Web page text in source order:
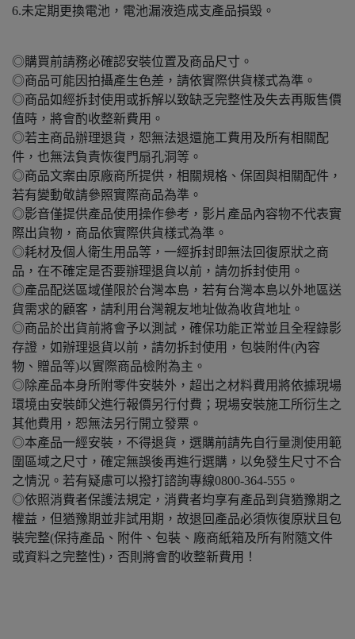
6.未定期更換電池，電池漏液造成支產品損毀。
◎購買前請務必確認安裝位置及商品尺寸。
◎商品可能因拍攝產生色差，請依實際供貨樣式為準。
◎商品如經拆封使用或拆解以致缺乏完整性及失去再販售價
值時，將會酌收整新費用。
◎若主商品辦理退貨，恕無法退還施工費用及所有相關配
件，也無法負責恢復門扇孔洞等。
◎商品文案由原廠商所提供，相關規格、保固與相關配件，
若有變動敬請參照實際商品為準。
◎影音僅提供產品使用操作參考，影片產品內容物不代表實
際出貨物，商品依實際供貨樣式為準。
◎耗材及個人衛生用品等，一經拆封即無法回復原狀之商
品，在不確定是否要辦理退貨以前，請勿拆封使用。
◎產品配送區域僅限於台灣本島，若有台灣本島以外地區送
貨需求的顧客，請利用台灣親友地址做為收貨地址。
◎商品於出貨前將會予以測試，確保功能正常並且全程錄影
存證，如辦理退貨以前，請勿拆封使用，包裝附件(內容
物、贈品等)以實際商品檢附為主。
◎除產品本身所附零件安裝外，超出之材料費用將依據現場
環境由安裝師父進行報價另行付費；現場安裝施工所衍生之
其他費用，恕無法另行開立發票。
◎本產品一經安裝，不得退貨，選購前請先自行量測使用範
圍區域之尺寸，確定無誤後再進行選購，以免發生尺寸不合
之情況。若有疑慮可以撥打諮詢專線0800-364-555。
◎依照消費者保護法規定，消費者均享有產品到貨猶豫期之
權益，但猶豫期並非試用期，故退回產品必須恢復原狀且包
裝完整(保持產品、附件、包裝、廠商紙箱及所有附隨文件
或資料之完整性)，否則將會酌收整新費用！